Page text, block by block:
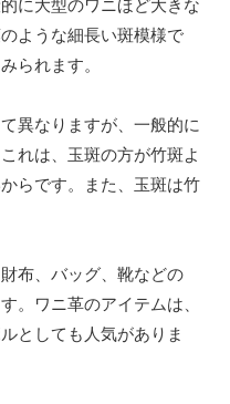
に大型のワニほど大きな
ような細長い斑模様で
られます。
異なりますが、一般的に
れは、玉斑の方が竹斑よ
らです。また、玉斑は竹
布、バッグ、靴などの
。ワニ革のアイテムは、
としても人気がありま